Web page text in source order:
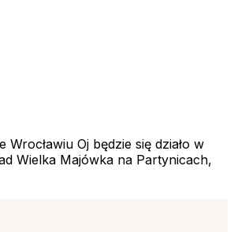
Oj będzie się działo w
Wielka Majówka na Partynicach,